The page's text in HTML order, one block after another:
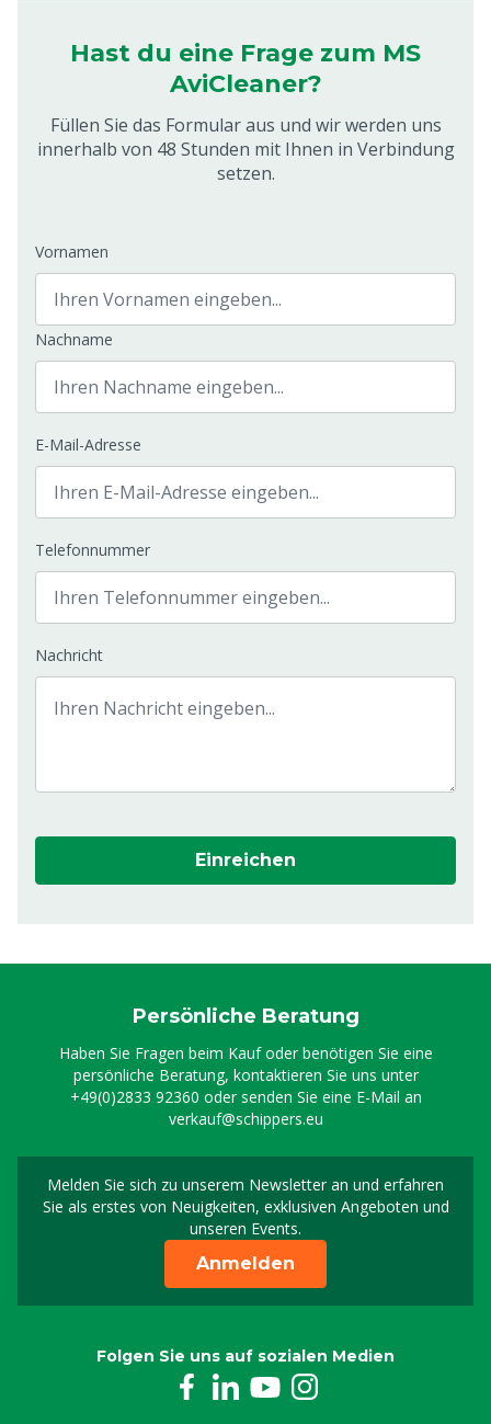
Hast du eine Frage zum MS
AviCleaner?
Füllen Sie das Formular aus und wir werden uns
innerhalb von 48 Stunden mit Ihnen in Verbindung
setzen.
Vornamen
Nachname
E-Mail-Adresse
Telefonnummer
Nachricht
Einreichen
Persönliche Beratung
Haben Sie Fragen beim Kauf oder benötigen Sie eine
persönliche Beratung, kontaktieren Sie uns unter
+49(0)2833 92360 oder senden Sie eine E-Mail an
verkauf@schippers.eu
Melden Sie sich zu unserem Newsletter an und erfahren
Sie als erstes von Neuigkeiten, exklusiven Angeboten und
unseren Events.
Melden Sie sich für
Anmelden
Folgen Sie uns auf sozialen Medien